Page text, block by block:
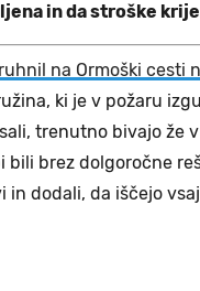
in da stroške
na Ormoški cesti
ki je v požaru
trenutno bivajo že
bili brez dolgoročne
in dodali, da iščejo